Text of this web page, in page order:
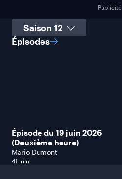
Publicité
Sélectionner une saison
Épisodes
Épisode du 19 juin 2026
(Deuxième heure)
Mario Dumont
41 min